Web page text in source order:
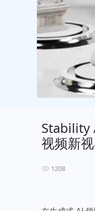
Stability
视频新
1208